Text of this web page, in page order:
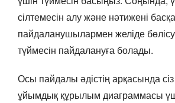
сілтемесін алу және нәтижені басқа
пайдаланушылармен желіде
түймесін пайдалануға болады.
Осы пайдалы әдістің арқасында
ұйымдық құрылым диаграммасы